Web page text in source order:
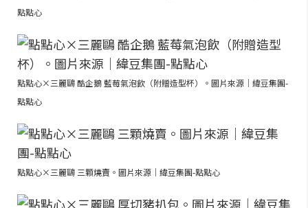
點點心
點點心×三麗鷗 酷企鵝 藍莓氣泡飲（附贈造型杯）。圖片來源｜緯豆集團-
點點心
點點心×三麗鷗 三顆燒賣。圖片來源｜緯豆集團-點點心